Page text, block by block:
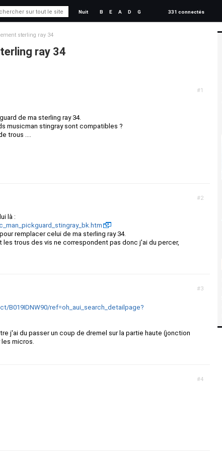
Nuit B E A D G 331 connectés
sterling ray 34
ray 34
#1
de ma sterling ray 34.
musicman stingray sont compatibles ?
trous ....
#2
là :
remplacer celui de ma sterling ray 34.
trous des vis ne correspondent pas donc j'ai du percer,
#3
B019IDNW90/ref=oh_aui_search_detailpage?
j'ai du passer un coup de dremel sur la partie haute (jonction
micros.
#4